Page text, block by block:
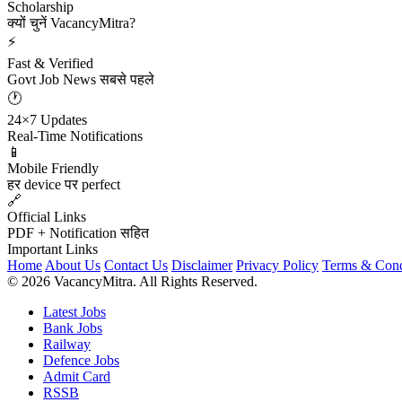
Scholarship
क्यों चुनें VacancyMitra?
⚡
Fast & Verified
Govt Job News सबसे पहले
🕐
24×7 Updates
Real-Time Notifications
📱
Mobile Friendly
हर device पर perfect
🔗
Official Links
PDF + Notification सहित
Important Links
Home About Us Contact Us Disclaimer Privacy Policy Terms &
© 2026 VacancyMitra. All Rights Reserved.
Latest Jobs
Bank Jobs
Railway
Defence Jobs
Admit Card
RSSB